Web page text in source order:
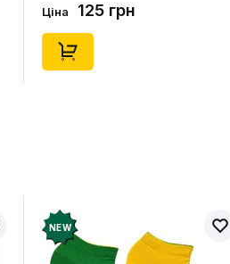
Ціна 125 грн
NEW